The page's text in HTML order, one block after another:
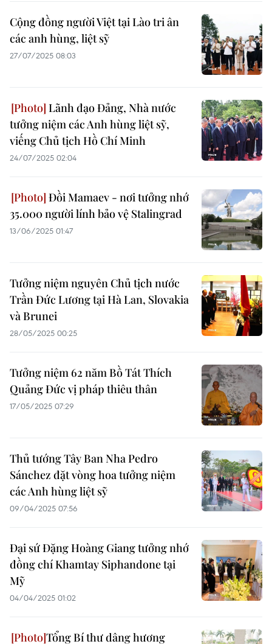
Cộng đồng người Việt tại Lào tri ân
các anh hùng, liệt sỹ
27/07/2025 08:03
Lãnh đạo Đảng, Nhà nước
tưởng niệm các Anh hùng liệt sỹ,
viếng Chủ tịch Hồ Chí Minh
24/07/2025 02:04
Đồi Mamaev - nơi tưởng nhớ
35.000 người lính bảo vệ Stalingrad
13/06/2025 01:47
Tưởng niệm nguyên Chủ tịch nước
Trần Đức Lương tại Hà Lan, Slovakia
và Brunei
28/05/2025 00:25
Tưởng niệm 62 năm Bồ Tát Thích
Quảng Đức vị pháp thiêu thân
17/05/2025 07:29
Thủ tướng Tây Ban Nha Pedro
Sánchez đặt vòng hoa tưởng niệm
các Anh hùng liệt sỹ
09/04/2025 07:56
Đại sứ Đặng Hoàng Giang tưởng nhớ
đồng chí Khamtay Siphandone tại
Mỹ
04/04/2025 01:02
Tổng Bí thư dâng hương